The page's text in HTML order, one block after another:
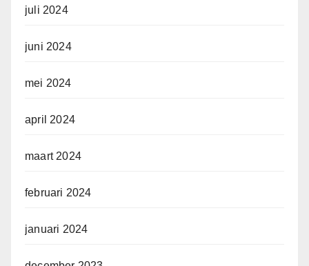
juli 2024
juni 2024
mei 2024
april 2024
maart 2024
februari 2024
januari 2024